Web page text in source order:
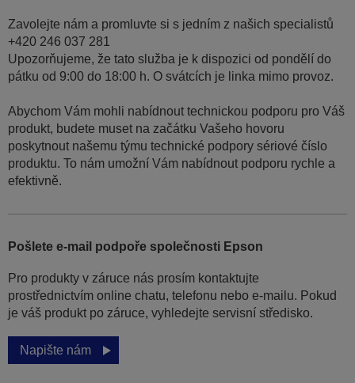
Zavolejte nám a promluvte si s jedním z našich specialistů
+420 246 037 281
Upozorňujeme, že tato služba je k dispozici od pondělí do
pátku od 9:00 do 18:00 h. O svátcích je linka mimo provoz.
Abychom Vám mohli nabídnout technickou podporu pro Váš
produkt, budete muset na začátku Vašeho hovoru
poskytnout našemu týmu technické podpory sériové číslo
produktu. To nám umožní Vám nabídnout podporu rychle a
efektivně.
Pošlete e-mail podpoře společnosti Epson
Pro produkty v záruce nás prosím kontaktujte
prostřednictvím online chatu, telefonu nebo e-mailu. Pokud
je váš produkt po záruce, vyhledejte servisní středisko.
Napište nám